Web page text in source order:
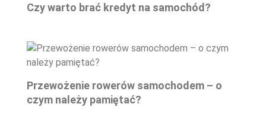
Czy warto brać kredyt na samochód?
Przewożenie rowerów samochodem – o
czym należy pamiętać?